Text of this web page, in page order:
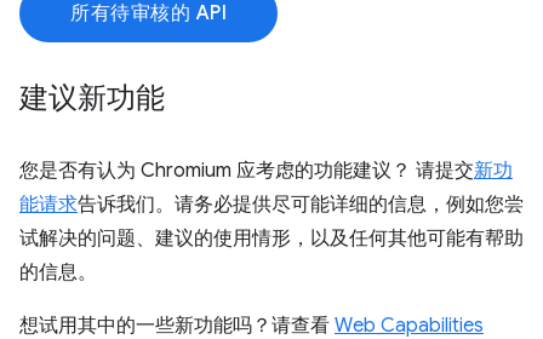
所有待审核的 API
建议新功能
您是否有认为 Chromium 应考虑的功能建议？ 请提交新功
能请求告诉我们。请务必提供尽可能详细的信息，例如您尝
试解决的问题、建议的使用情形，以及任何其他可能有帮助
的信息。
想试用其中的一些新功能吗？请查看 Web Capabilities